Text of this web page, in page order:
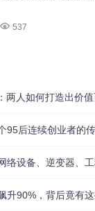
537
两人如何打造出价
95后连续创业者的
络设备、逆变器、
升90%，背后竟有